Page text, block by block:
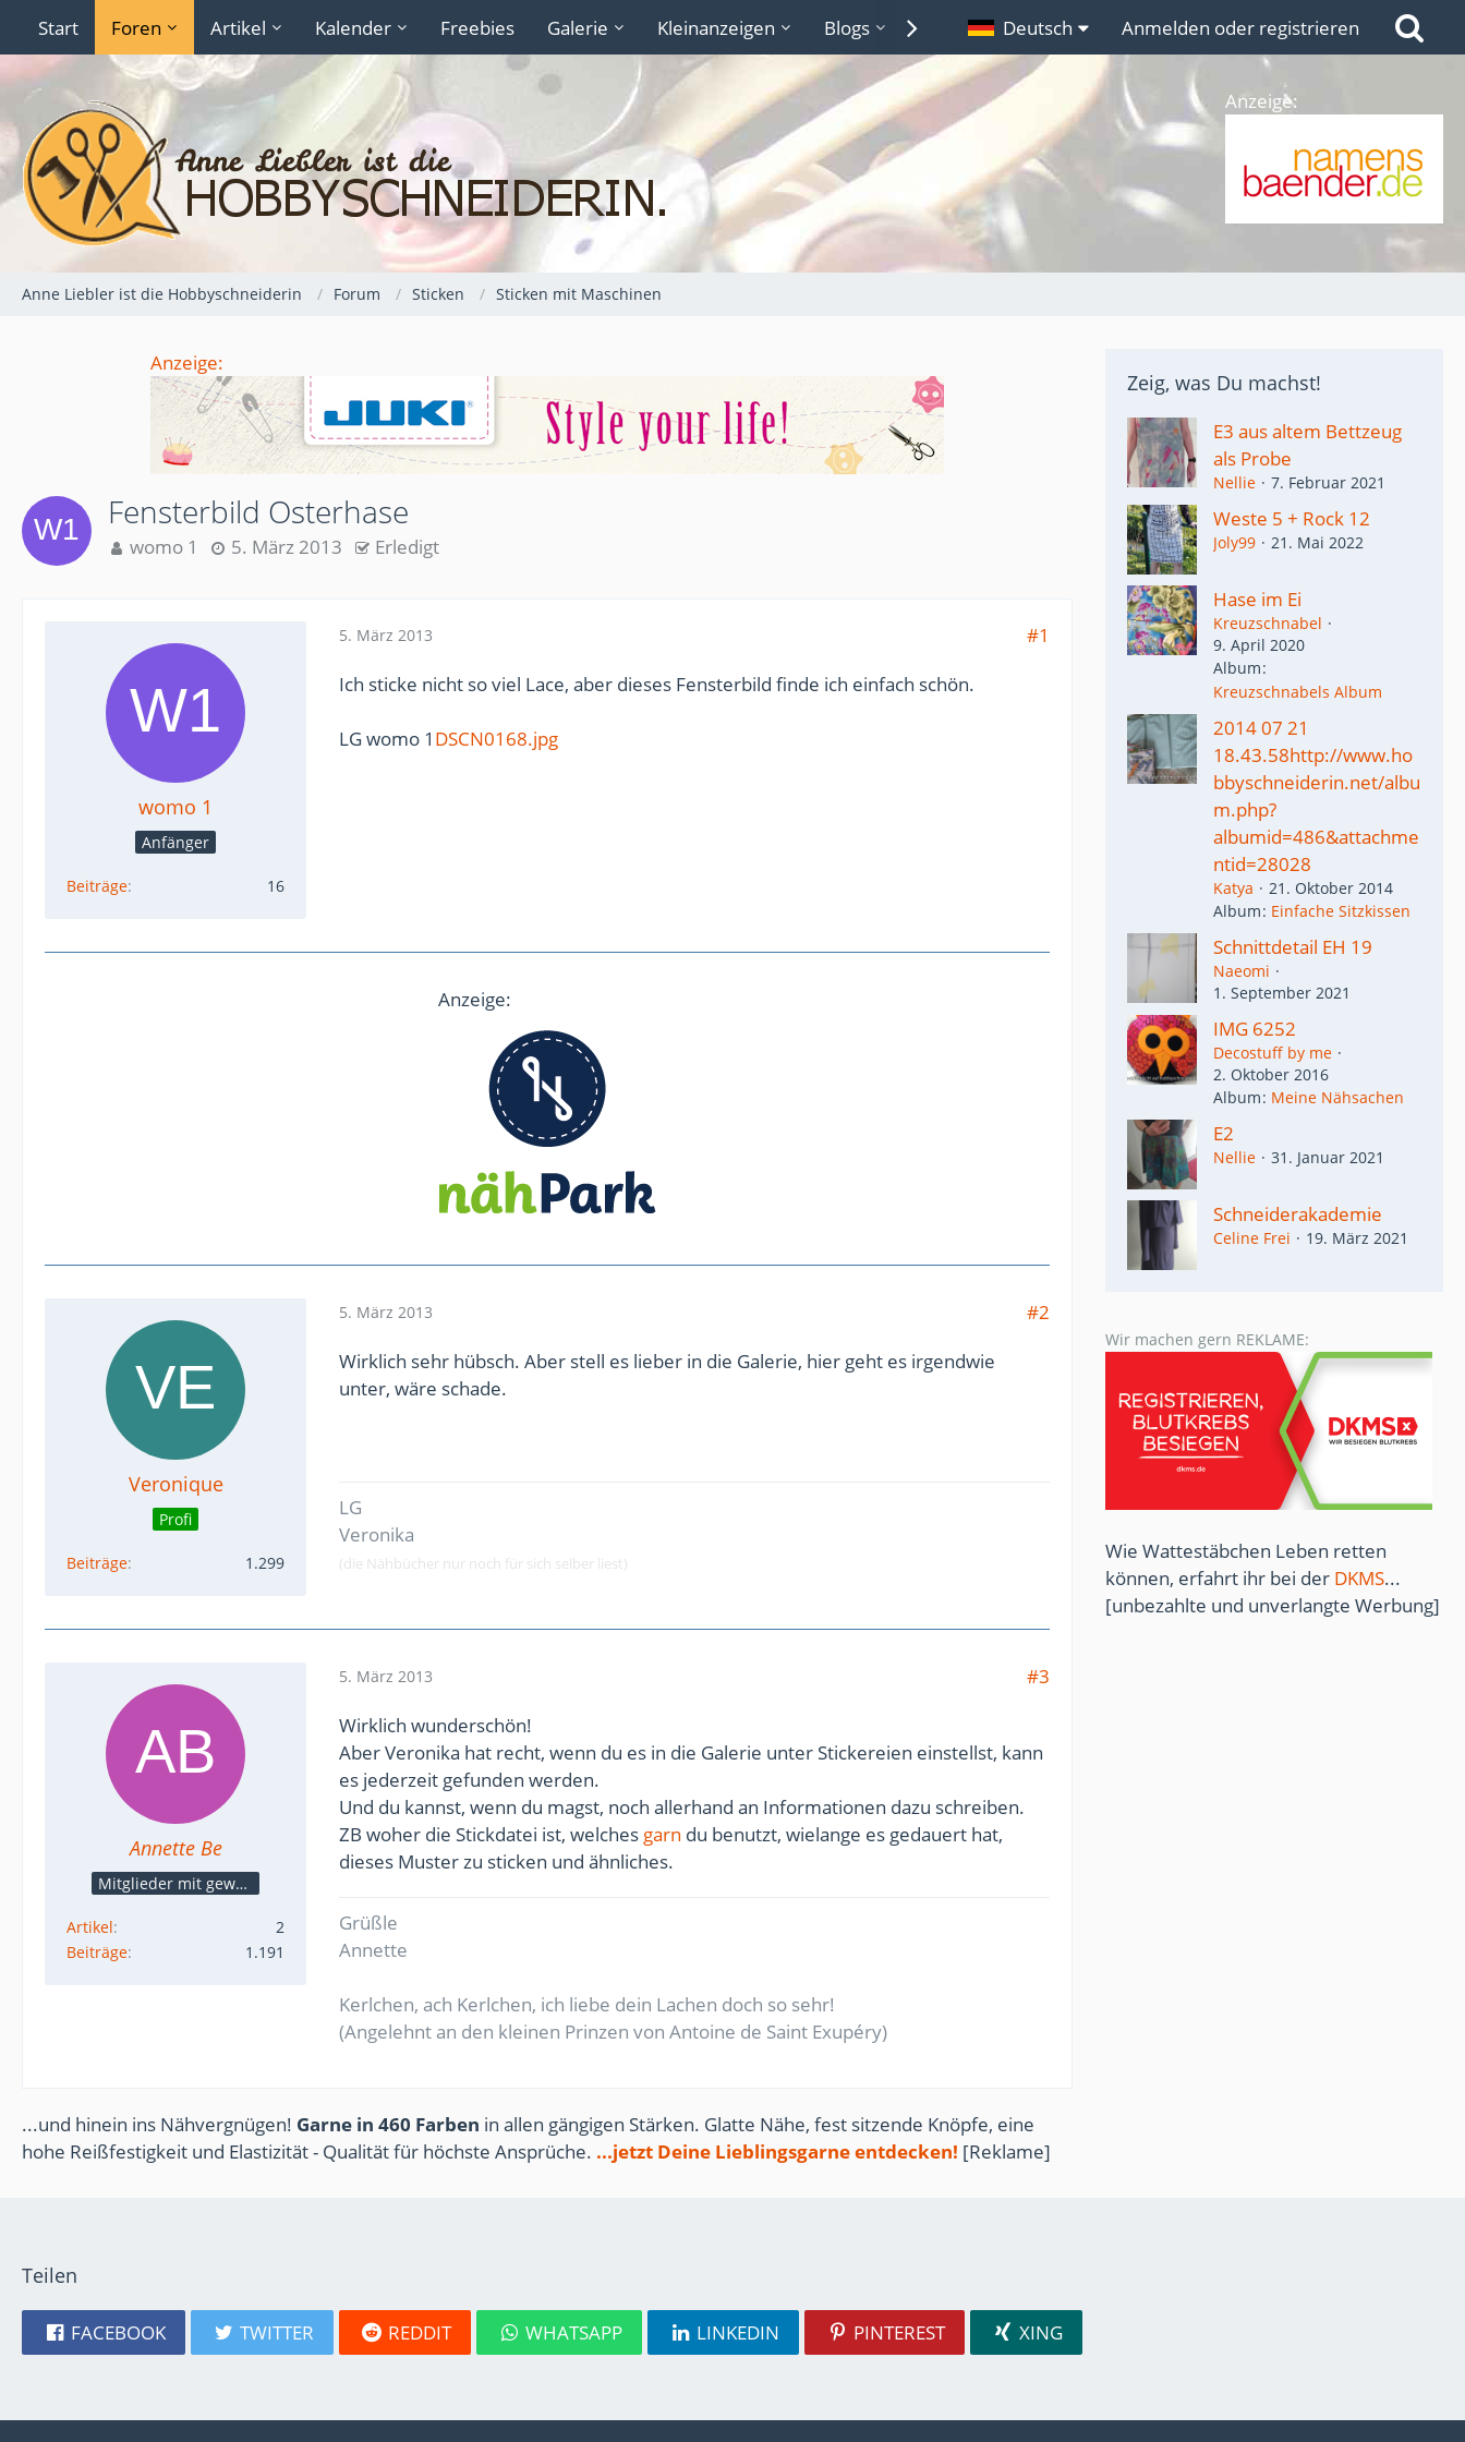
Start Foren Artikel Kalender Freebies Galerie Kleinanzeigen Blogs Lexikon Links
Deutsch Anmelden oder registrieren
Anzeige:
Anne Liebler ist die Hobbyschneiderin Forum Sticken Sticken mit Maschinen
Anzeige:
Fensterbild Osterhase
womo 1 5. März 2013 Erledigt
womo 1
Anfänger
Beiträge 16
5. März 2013
#1
Ich sticke nicht so viel Lace, aber dieses Fensterbild finde ich einfach schön.
LG womo 1 DSCN0168.jpg
Anzeige:
Veronique
Profi
Beiträge 1.299
5. März 2013
#2
Wirklich sehr hübsch. Aber stell es lieber in die Galerie, hier geht es irgendwie
unter, wäre schade.
LG
Veronika
(die Nähbücher nur noch für sich selber liest)
Annette Be
Mitglieder mit gewerblicher Verbindung, auch als Mitarbeiter/in
Artikel
2
Beiträge
1.191
5. März 2013
#3
Wirklich wunderschön!
Aber Veronika hat recht, wenn du es in die Galerie unter Stickereien einstellst, kann
es jederzeit gefunden werden.
Und du kannst, wenn du magst, noch allerhand an Informationen dazu schreiben.
ZB woher die Stickdatei ist, welches garn du benutzt, wielange es gedauert hat,
dieses Muster zu sticken und ähnliches.
Grüßle
Annette
Kerlchen, ach Kerlchen, ich liebe dein Lachen doch so sehr!
(Angelehnt an den kleinen Prinzen von Antoine de Saint Exupéry)
...und hinein ins Nähvergnügen! Garne in 460 Farben in allen gängigen Stärken. Glatte Nähe, fest sitzende Knöpfe, eine
hohe Reißfestigkeit und Elastizität - Qualität für höchste Ansprüche. ...jetzt Deine Lieblingsgarne entdecken! [Reklame]
Zeig, was Du machst!
E3 aus altem Bettzeug
als Probe
Nellie 7. Februar 2021
Weste 5 + Rock 12
Joly99 21. Mai 2022
Hase im Ei
Kreuzschnabel
9. April 2020
Album
Kreuzschnabels Album
2014 07 21
18.43.58http://www.ho
bbyschneiderin.net/albu
m.php?
albumid=486&attachme
ntid=28028
Katya
21. Oktober 2014
Album Einfache Sitzkissen
Schnittdetail EH 19
Naeomi
1. September 2021
IMG 6252
Decostuff by me
2. Oktober 2016
Album Meine Nähsachen
E2
Nellie 31. Januar 2021
Schneiderakademie
Celine Frei 19. März 2021
Wir machen gern REKLAME:
Wie Wattestäbchen Leben retten
können, erfahrt ihr bei der DKMS...
[unbezahlte und unverlangte Werbung]
Teilen
FACEBOOK TWITTER REDDIT WHATSAPP LINKEDIN PINTEREST XING